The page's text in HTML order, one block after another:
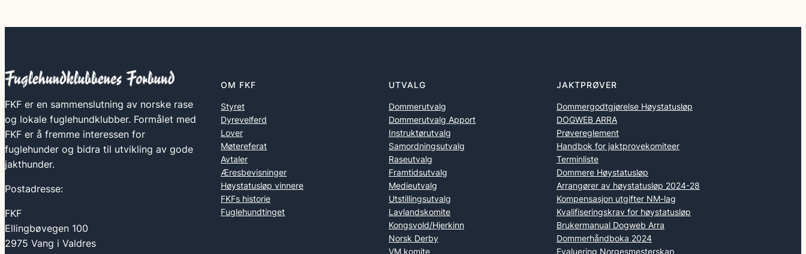
FKF er en sammenslutning av norske rase
og lokale fuglehundklubber. Formålet med
FKF er å fremme interessen for
fuglehunder og bidra til utvikling av gode
jakthunder.
Postadresse:
FKF
Ellingbøvegen 100
2975 Vang i Valdres
OM FKF
Styret
Dyrevelferd
Lover
Møtereferat
Avtaler
Æresbevisninger
Høystatusløp vinnere
FKFs historie
Fuglehundtinget
UTVALG
Dommerutvalg
Dommerutvalg Apport
Instruktørutvalg
Samordningsutvalg
Raseutvalg
Framtidsutvalg
Medieutvalg
Utstillingsutvalg
Lavlandskomite
Kongsvold/Hjerkinn
Norsk Derby
VM komite
JAKTPRØVER
Dommergodtgjørelse Høystatusløp
DOGWEB ARRA
Prøvereglement
Handbok for jaktprovekomiteer
Terminliste
Dommere Høystatusløp
Arrangører av høystatusløp 2024-28
Kompensasjon utgifter NM-lag
Kvalifiseringskrav for høystatusløp
Brukermanual Dogweb Arra
Dommerhåndboka 2024
Evaluering Norgesmesterskap